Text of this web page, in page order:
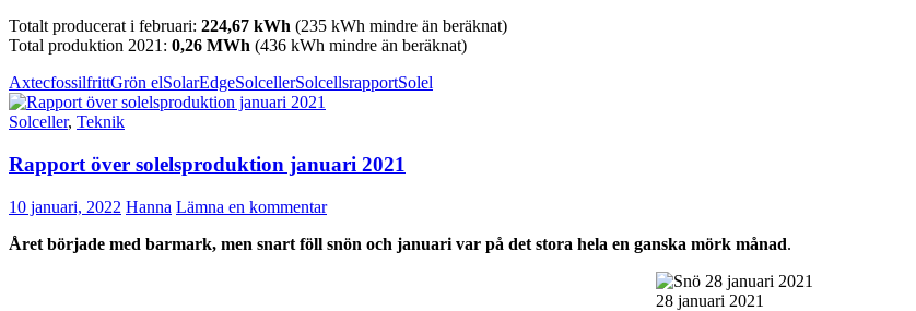
Totalt producerat i februari: 224,67 kWh (235 kWh mindre än beräknat)
Total produktion 2021: 0,26 MWh (436 kWh mindre än beräknat)
AxtecfossilfrittGrön elSolarEdgeSolcellerSolcellsrapportSolel
Solceller, Teknik
Rapport över solelsproduktion januari 2021
10 januari, 2022 Hanna Lämna en kommentar
Året började med barmark, men snart föll snön och januari var på det stora hela en ganska mörk månad.
28 januari 2021